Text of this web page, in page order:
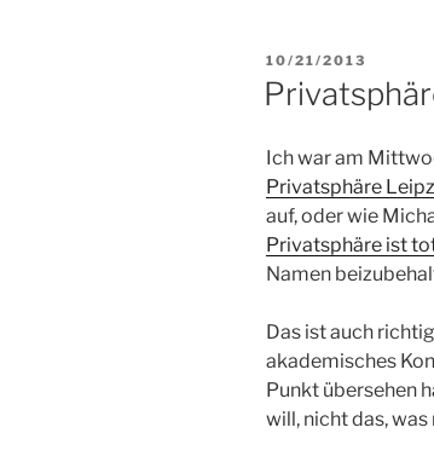
VERÖFFENTLICHT
AM
10/21/2013
Ich war am
Privatsphäre
auf, oder wie
Privatsphäre ist
Namen
Das ist auch
akademisches
Punkt übersehen
will, nicht das,